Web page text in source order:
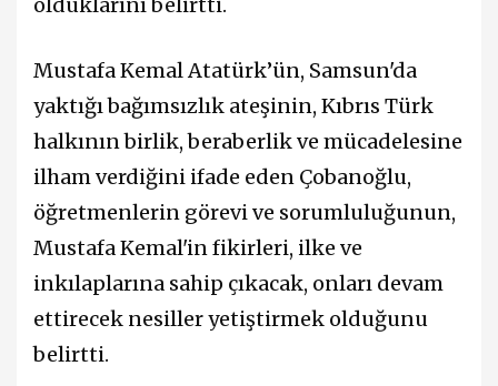
Mustafa Kemal Atatürk’ün, Samsun'da
yaktığı bağımsızlık ateşinin, Kıbrıs Türk
halkının birlik, beraberlik ve mücadelesine
ilham verdiğini ifade eden Çobanoğlu,
öğretmenlerin görevi ve sorumluluğunun,
Mustafa Kemal'in fikirleri, ilke ve
inkılaplarına sahip çıkacak, onları devam
ettirecek nesiller yetiştirmek olduğunu
belirtti.